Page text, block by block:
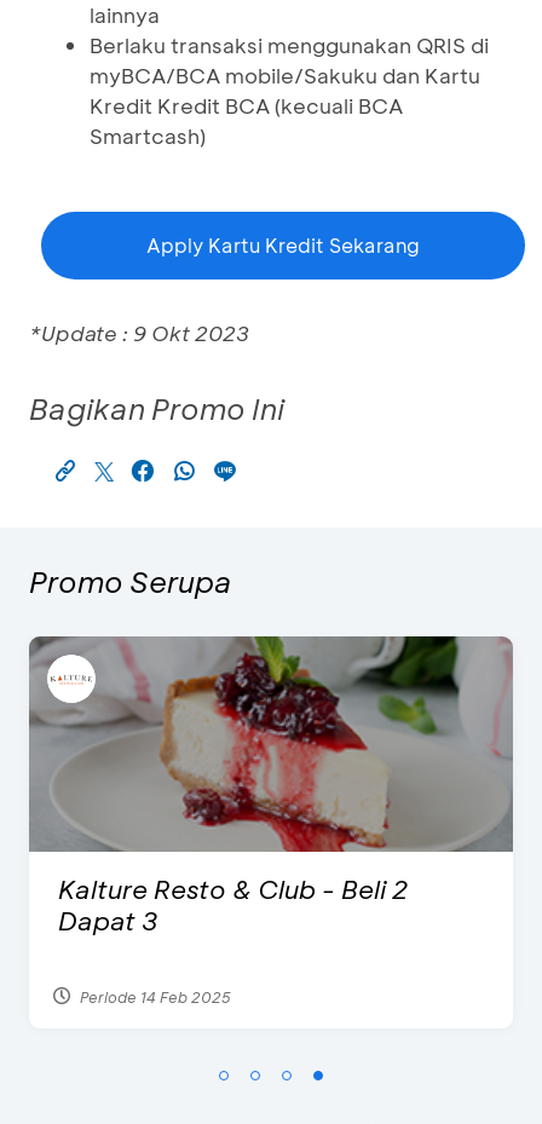
lainnya
Berlaku transaksi menggunakan QRIS di
myBCA/BCA mobile/Sakuku dan Kartu
Kredit Kredit BCA (kecuali BCA
Smartcash)
Apply Kartu Kredit Sekarang
*Update : 9 Okt 2023
Bagikan Promo Ini
Promo Serupa
International Cruise